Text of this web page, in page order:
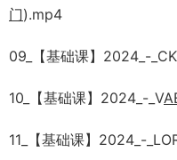
门).mp4
09_【基础课】2024_-
10_【基础课】2024_-_V
11_【基础课】2024_-